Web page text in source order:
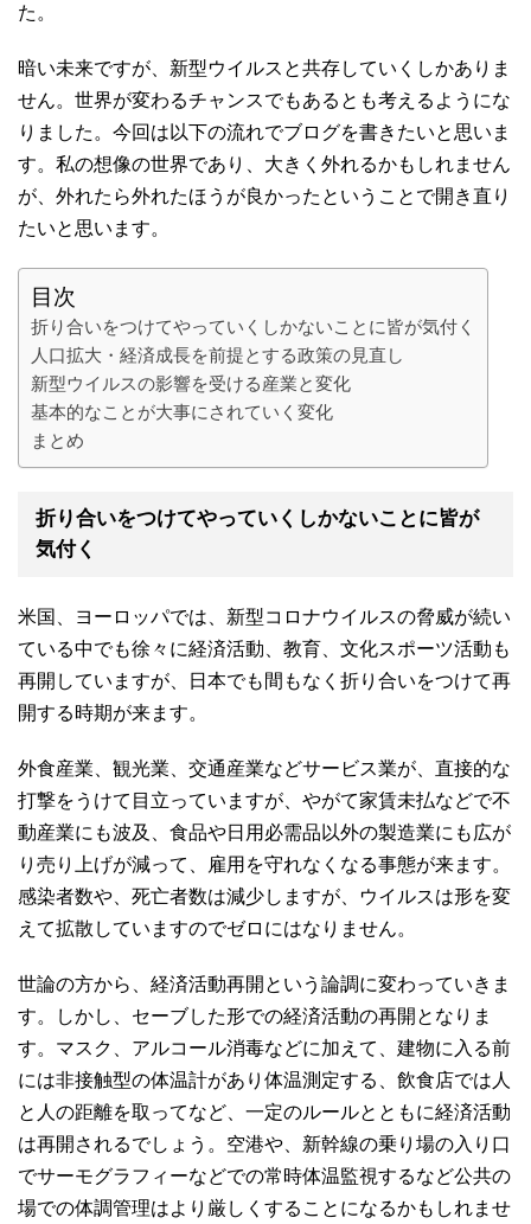
た。
暗い未来ですが、新型ウイルスと共存していくしかありま
せん。世界が変わるチャンスでもあるとも考えるようにな
りました。今回は以下の流れでブログを書きたいと思いま
す。私の想像の世界であり、大きく外れるかもしれません
が、外れたら外れたほうが良かったということで開き直り
たいと思います。
目次
折り合いをつけてやっていくしかないことに皆が気付く
人口拡大・経済成長を前提とする政策の見直し
新型ウイルスの影響を受ける産業と変化
基本的なことが大事にされていく変化
まとめ
折り合いをつけてやっていくしかないことに皆が
気付く
米国、ヨーロッパでは、新型コロナウイルスの脅威が続い
ている中でも徐々に経済活動、教育、文化スポーツ活動も
再開していますが、日本でも間もなく折り合いをつけて再
開する時期が来ます。
外食産業、観光業、交通産業などサービス業が、直接的な
打撃をうけて目立っていますが、やがて家賃未払などで不
動産業にも波及、食品や日用必需品以外の製造業にも広が
り売り上げが減って、雇用を守れなくなる事態が来ます。
感染者数や、死亡者数は減少しますが、ウイルスは形を変
えて拡散していますのでゼロにはなりません。
世論の方から、経済活動再開という論調に変わっていきま
す。しかし、セーブした形での経済活動の再開となりま
す。マスク、アルコール消毒などに加えて、建物に入る前
には非接触型の体温計があり体温測定する、飲食店では人
と人の距離を取ってなど、一定のルールとともに経済活動
は再開されるでしょう。空港や、新幹線の乗り場の入り口
でサーモグラフィーなどでの常時体温監視するなど公共の
場での体調管理はより厳しくすることになるかもしれませ